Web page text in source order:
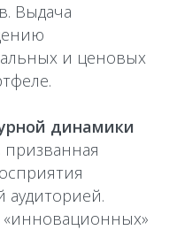
Выдача
и ценовых
динамики
призванная
аудиторией.
«инновационных»